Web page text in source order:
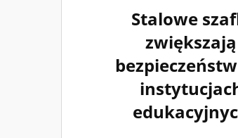
Stalowe
zwiększają